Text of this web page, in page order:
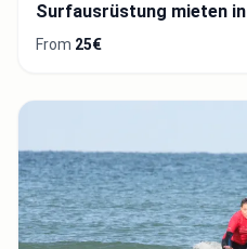
Surfausrüstung mieten
From 25€